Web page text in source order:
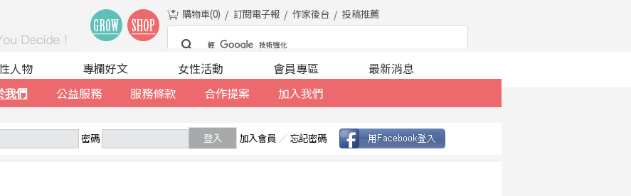
購物車(0) 訂閱電子報 作家後台 投稿推薦
我們
公益服務 服務條款 合作提案 加入我們
人物 專欄好文 女性活動 會員專區 最新消息
密碼 登入 加入會員 ／ 忘記密碼